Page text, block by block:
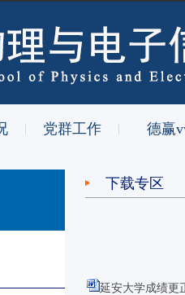
| 党群工作 | 德赢
下载专区
延安大学成绩更